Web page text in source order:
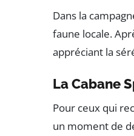
Dans la
faune locale.
appréciant la
La Cabane
Pour ceux qui
un moment de